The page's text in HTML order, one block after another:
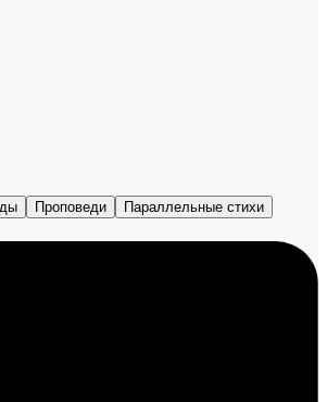
Проповеди
Параллельные стихи